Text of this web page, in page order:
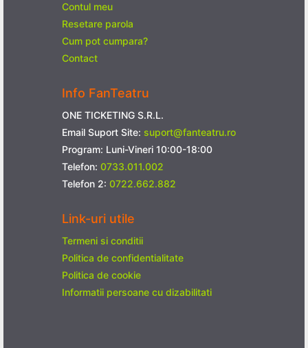
Contul meu
Resetare parola
Cum pot cumpara?
Contact
Info FanTeatru
ONE TICKETING S.R.L.
Email Suport Site: suport@fanteatru.ro
Program: Luni-Vineri 10:00-18:00
Telefon: 0733.011.002
Telefon 2: 0722.662.882
Link-uri utile
Termeni si conditii
Politica de confidentialitate
Politica de cookie
Informatii persoane cu dizabilitati